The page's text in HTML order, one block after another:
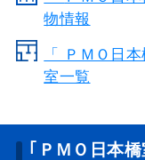
物情報
「 ＰＭＯ日
室一覧
｢ＰＭＯ日本